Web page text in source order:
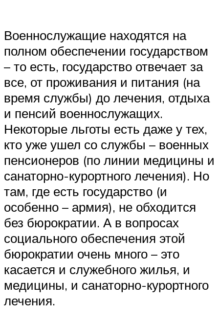
Военнослужащие находятся на
полном обеспечении государством
– то есть, государство отвечает за
все, от проживания и питания (на
время службы) до лечения, отдыха
и пенсий военнослужащих.
Некоторые льготы есть даже у тех,
кто уже ушел со службы – военных
пенсионеров (по линии медицины и
санаторно-курортного лечения). Но
там, где есть государство (и
особенно – армия), не обходится
без бюрократии. А в вопросах
социального обеспечения этой
бюрократии очень много – это
касается и служебного жилья, и
медицины, и санаторно-курортного
лечения.